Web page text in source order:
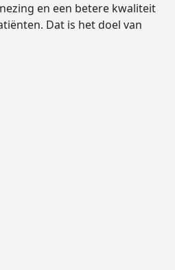
en een betere kwaliteit
Dat is het doel van